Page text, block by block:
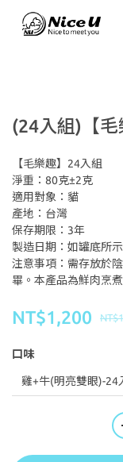
(24入組)【
【毛樂趣】24入組
淨重：80克±2克
適用對象：貓
產地：台灣
保存期限：3年
製造日期：如罐底所示
注意事項：需存放於
畢。本產品為鮮肉烹
NT$1,200
口味